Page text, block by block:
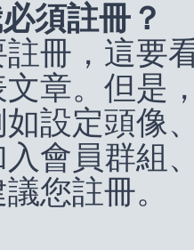
須註冊？
冊，這要
章。但是
設定頭像
會員群組
您註冊。